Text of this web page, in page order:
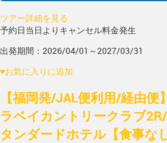
ツアー詳細を見る
予約日当日よりキャンセル料金発生
出発期間：2026/04/01～2027/03/31
♥お気に入りに追加
【福岡発/JAL便利用/経由
ラベイカントリークラブ
タンダードホテル【食事な